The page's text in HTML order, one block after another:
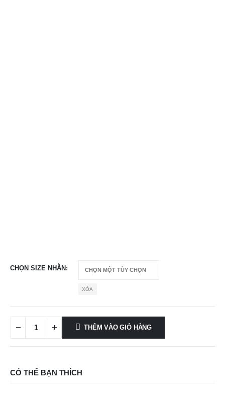
CHỌN SIZE NHẪN
XÓA
THÊM VÀO GIỎ HÀNG
CÓ THỂ BẠN THÍCH